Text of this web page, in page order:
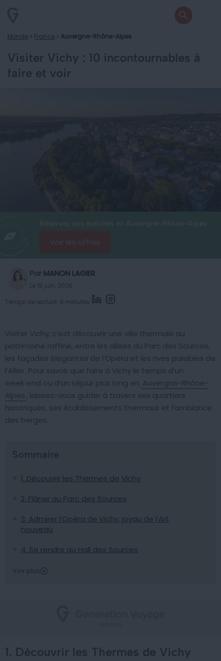
Monde France Auvergne-Rhône-Alpes
Visiter Vichy : 10 incontournables à
faire et voir
Voir les offres
Par MANON LAGIER
Le 15 juin, 2026
Temps de lecture: 9 minutes
Visiter Vichy, c’est découvrir une ville thermale au
patrimoine raffiné, entre les allées du Parc des Sources,
les façades élégantes de l’Opéra et les rives paisibles de
l’Allier. Pour savoir que faire à Vichy le temps d’un
week‑end ou d’un séjour plus long en Auvergne-Rhône-
Alpes, laissez-vous guider à travers ses quartiers
historiques, ses établissements thermaux et l’ambiance
des berges.
1. Découvrir les Thermes de Vichy
2. Flâner au Parc des Sources
3. Admirer l’Opéra de Vichy, joyau de l’Art
nouveau
4. Se rendre au Hall des Sources
Voir plus
1. Découvrir les Thermes de Vichy